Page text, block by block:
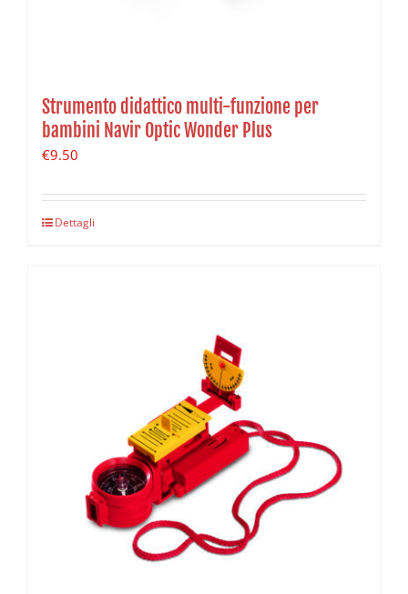
Strumento didattico multi-funzione per
bambini Navir Optic Wonder Plus
€9.50
Dettagli